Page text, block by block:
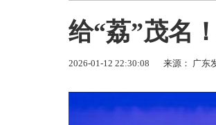
给“荔”茂名
2026-01-12 22:30:08 来源： 广东